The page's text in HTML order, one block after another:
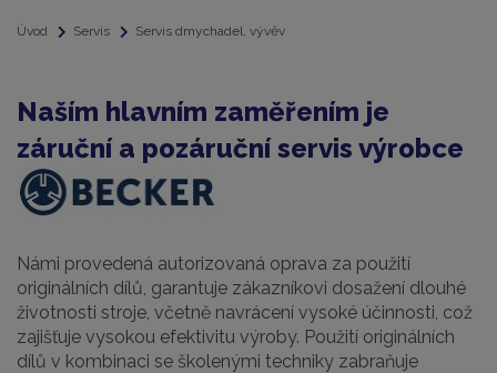
Úvod Servis Servis dmychadel, vývěv
Naším hlavním zaměřením je
záruční a pozáruční servis výrobce
Námi provedená autorizovaná oprava za použití
originálních dílů, garantuje zákazníkovi dosažení dlouhé
životnosti stroje, včetně navrácení vysoké účinnosti, což
zajišťuje vysokou efektivitu výroby. Použití originálních
dílů v kombinaci se školenými techniky zabraňuje